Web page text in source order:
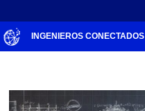
INGENIEROS CONECTADOS